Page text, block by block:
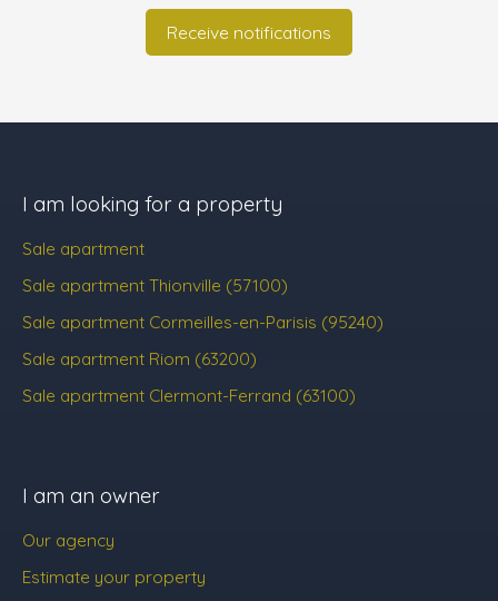
Receive notifications
I am looking for a property
Sale apartment
Sale apartment Thionville (57100)
Sale apartment Cormeilles-en-Parisis (95240)
Sale apartment Riom (63200)
Sale apartment Clermont-Ferrand (63100)
I am an owner
Our agency
Estimate your property